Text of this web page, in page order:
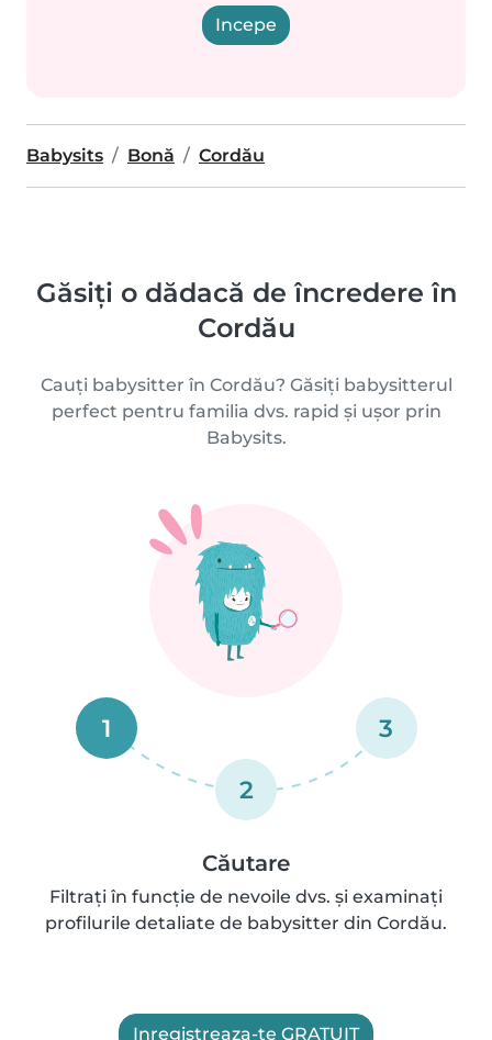
Incepe
Babysits Bonă Cordău
Găsiți o dădacă de încredere în
Cordău
Cauți babysitter în Cordău? Găsiți babysitterul
perfect pentru familia dvs. rapid și ușor prin
Babysits.
1
2
3
Căutare
Filtrați în funcție de nevoile dvs. și examinați
profilurile detaliate de babysitter din Cordău.
Inregistreaza-te GRATUIT